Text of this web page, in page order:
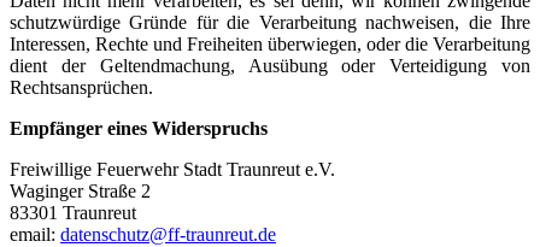
schutzwürdige Gründe für die Verarbeitung nachweisen, die Ihre
Interessen, Rechte und Freiheiten überwiegen, oder die Verarbeitung
dient der Geltendmachung, Ausübung oder Verteidigung von
Rechtsansprüchen.
Empfänger eines Widerspruchs
Freiwillige Feuerwehr Stadt Traunreut e.V.
Waginger Straße 2
83301 Traunreut
email: datenschutz@ff-traunreut.de